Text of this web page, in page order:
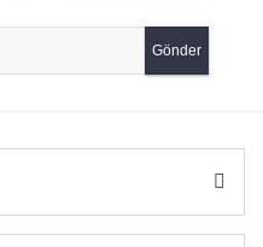
bulunuyor.
Gönder